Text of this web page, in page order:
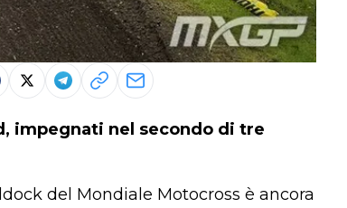
impegnati nel secondo di tre
del Mondiale Motocross è ancora